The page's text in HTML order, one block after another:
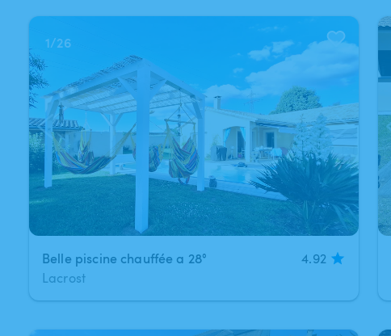
1/26
Belle piscine chauffée a 28°
4.92
Lacrost